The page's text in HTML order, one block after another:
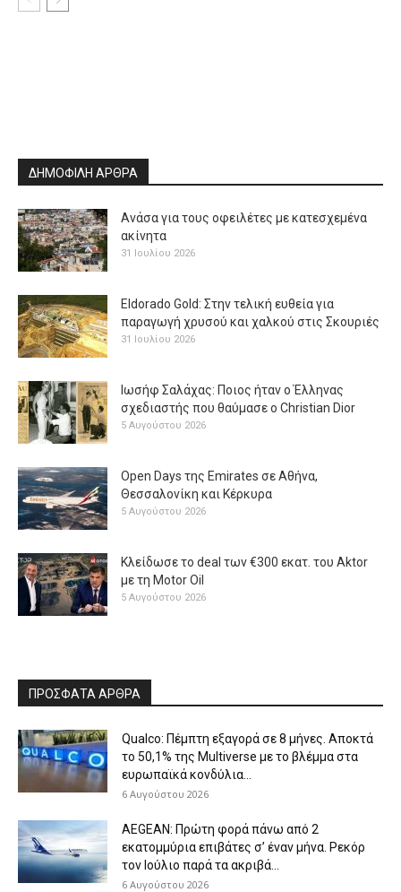
ΔΗΜΟΦΙΛΗ ΑΡΘΡΑ
Ανάσα για τους οφειλέτες με κατεσχεμένα
ακίνητα
31 Ιουλίου 2026
Eldorado Gold: Στην τελική ευθεία για
παραγωγή χρυσού και χαλκού στις Σκουριές
31 Ιουλίου 2026
Ιωσήφ Σαλάχας: Ποιος ήταν ο Έλληνας
σχεδιαστής που θαύμασε ο Christian Dior
5 Αυγούστου 2026
Open Days της Emirates σε Αθήνα,
Θεσσαλονίκη και Κέρκυρα
5 Αυγούστου 2026
Κλείδωσε το deal των €300 εκατ. του Aktor
με τη Μotor Oil
5 Αυγούστου 2026
ΠΡΟΣΦΑΤΑ ΑΡΘΡΑ
Qualco: Πέμπτη εξαγορά σε 8 μήνες. Aποκτά
το 50,1% της Multiverse με το βλέμμα στα
ευρωπαϊκά κονδύλια...
6 Αυγούστου 2026
AEGEAN: Πρώτη φορά πάνω από 2
εκατομμύρια επιβάτες σ’ έναν μήνα. Ρεκόρ
τον Ιούλιο παρά τα ακριβά...
6 Αυγούστου 2026